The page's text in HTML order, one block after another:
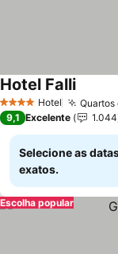
4 EstrelasHotel Quartos
Hotel FalliVer
9,1 Excelente 1.044
Selecione as
exatos.
Escolha popular